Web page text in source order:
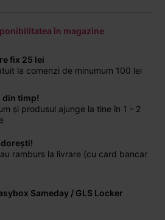
în magazine
fix 25 lei
la comenzi de minumum 100 lei
timp!
și produsul ajunge la tine în 1 - 2
ramburs la livrare (cu card bancar
Sameday / GLS Locker